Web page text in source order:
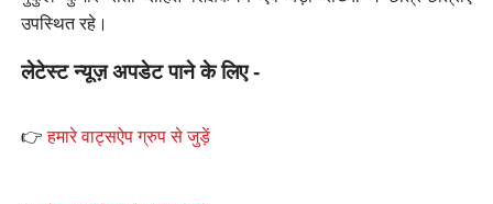
उपस्थित रहे।
लेटेस्ट न्यूज़ अपडेट पाने के लिए -
👉हमारे वाट्सऐप ग्रुप से जुड़ें